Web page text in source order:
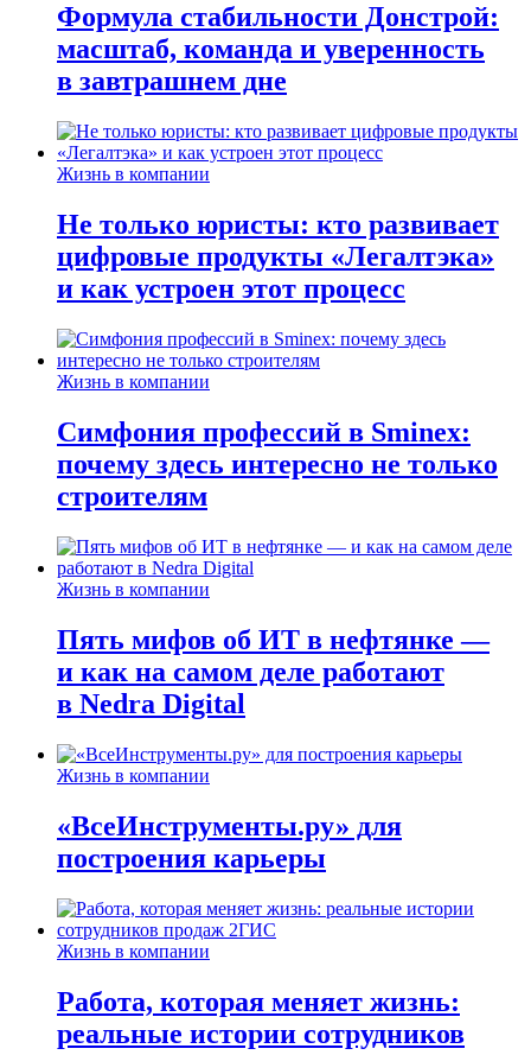
Формула стабильности Донстрой:
масштаб, команда и уверенность
в завтрашнем дне
Жизнь в компании
Не только юристы: кто развивает
цифровые продукты «Легалтэка»
и как устроен этот процесс
Жизнь в компании
Симфония профессий в Sminex:
почему здесь интересно не только
строителям
Жизнь в компании
Пять мифов об ИТ в нефтянке —
и как на самом деле работают
в Nedra Digital
Жизнь в компании
«ВсеИнструменты.ру» для
построения карьеры
Жизнь в компании
Работа, которая меняет жизнь:
реальные истории сотрудников